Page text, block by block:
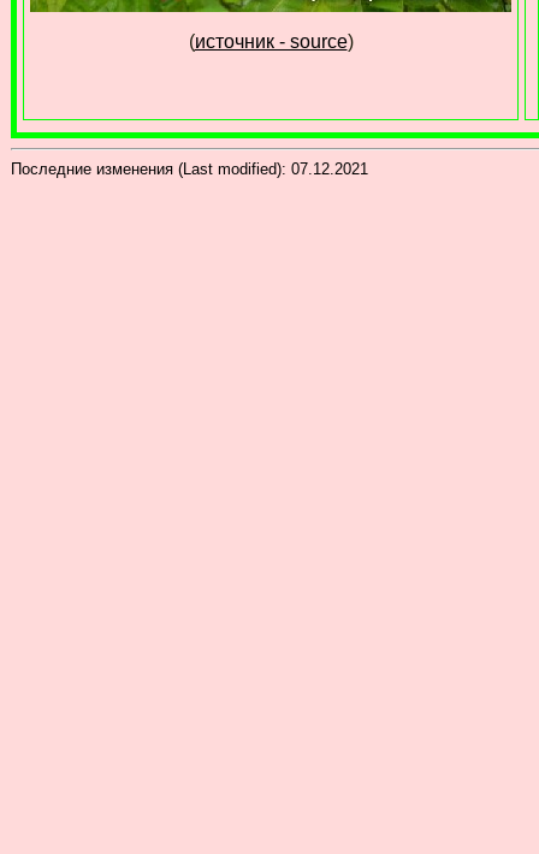
(источник - source)
Последние изменения (Last modified): 07.12.2021